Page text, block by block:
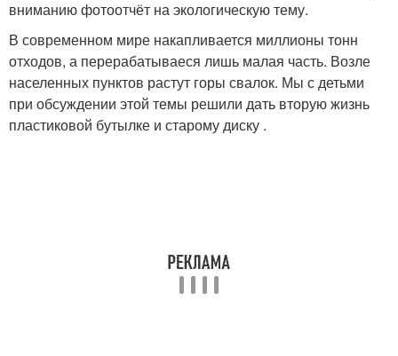
вниманию фотоотчёт на экологическую тему.
В современном мире накапливается миллионы тонн
отходов, а перерабатываеся лишь малая часть. Возле
населенных пунктов растут горы свалок. Мы с детьми
при обсуждении этой темы решили дать вторую жизнь
пластиковой бутылке и старому диску .